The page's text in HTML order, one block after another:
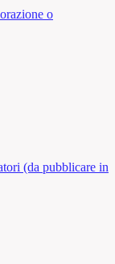
o
(da pubblicare in